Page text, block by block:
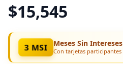
$15,545
3 MSI Meses Sin Intereses
Con tarjetas participantes